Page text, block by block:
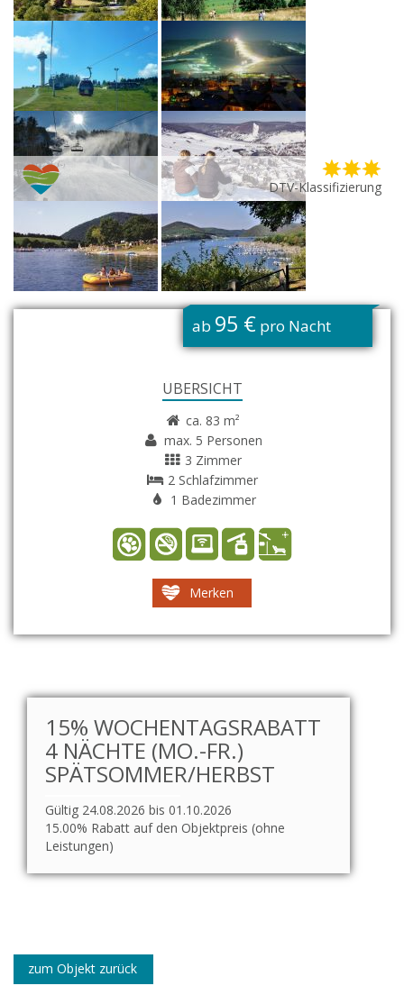
DTV-Klassifizierung
ab 95 € pro Nacht
ÜBERSICHT
ca. 83 m²
max. 5 Personen
3 Zimmer
2 Schlafzimmer
1 Badezimmer
Merken
15% WOCHENTAGSRABATT
4 NÄCHTE (MO.-FR.)
SPÄTSOMMER/HERBST
Gültig 24.08.2026 bis 01.10.2026
15.00% Rabatt auf den Objektpreis (ohne
Leistungen)
zum Objekt zurück